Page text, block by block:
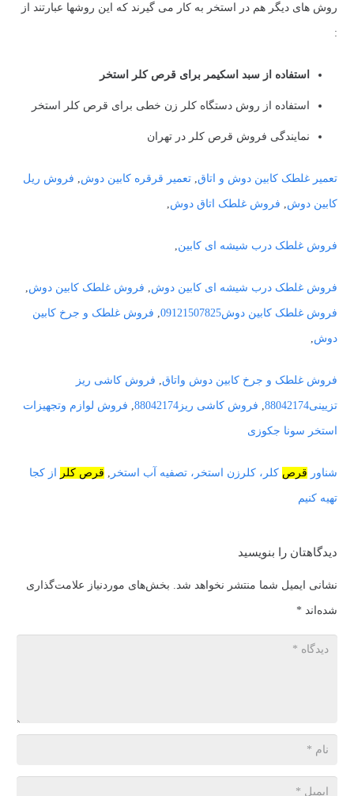
روش های دیگر هم در استخر به کار می گیرند که این روشها عبارتند از
:
استفاده از سبد اسکیمر برای قرص کلر استخر
استفاده از روش دستگاه کلر زن خطی برای قرص کلر استخر
نمایندگی فروش قرص کلر در تهران
تعمیر غلطک کابین دوش و اتاق تعمیر قرقره کابین دوش فروش ریل
کابین دوش فروش غلطک اتاق دوش
فروش غلطک درب شیشه ای کابین
فروش غلطک درب شیشه ای کابین دوش فروش غلطک کابین دوش
فروش غلطک کابین دوش09121507825 فروش غلطک و جرخ کابین
دوش
فروش غلطک و جرخ کابین دوش واتاق فروش کاشی ریز
تزیینی88042174 فروش کاشی ریز88042174 فروش لوازم وتجهیزات
استخر سونا جکوزی
شناور قرص کلر، کلرزن استخر، تصفیه آب استخر قرص کلر از کجا
تهیه کنیم
دیدگاهتان را بنویسید
نشانی ایمیل شما منتشر نخواهد شد. بخش‌های موردنیاز علامت‌گذاری
شده‌اند *